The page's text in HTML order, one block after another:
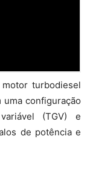
turbodiesel
configuração
(TGV) e
de potência e